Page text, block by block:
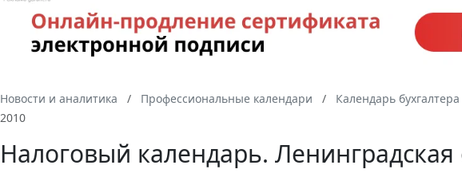
Новости и аналитика Профессиональные календари Календарь бухгалтера
2010
Налоговый календарь. Ленинградская